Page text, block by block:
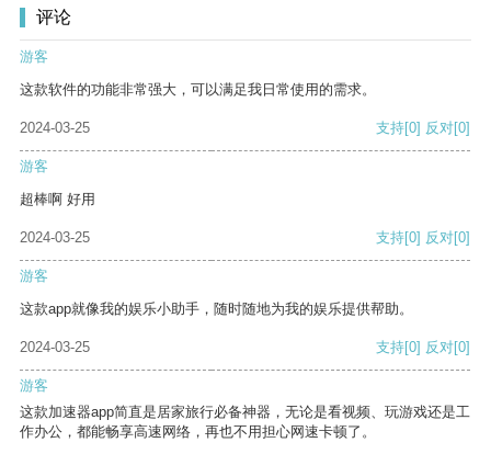
评论
游客
这款软件的功能非常强大，可以满足我日常使用的需求。
2024-03-25 支持[0] 反对[0]
游客
超棒啊 好用
2024-03-25 支持[0] 反对[0]
游客
这款app就像我的娱乐小助手，随时随地为我的娱乐提供帮助。
2024-03-25 支持[0] 反对[0]
游客
这款加速器app简直是居家旅行必备神器，无论是看视频、玩游戏还是工
作办公，都能畅享高速网络，再也不用担心网速卡顿了。